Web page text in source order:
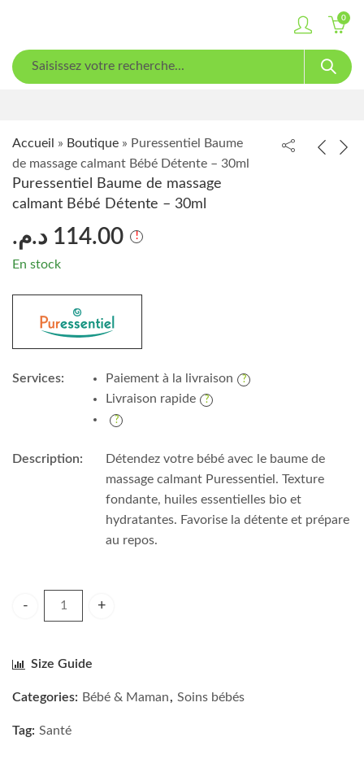
0
Accueil » Boutique » Puressentiel Baume
de massage calmant Bébé Détente – 30ml
Puressentiel Baume de massage
calmant Bébé Détente – 30ml
114.00 د.م.
En stock
Services:
Paiement à la livraison
Livraison rapide
Description:
Détendez votre bébé avec le baume de
massage calmant Puressentiel. Texture
fondante, huiles essentielles bio et
hydratantes. Favorise la détente et prépare
au repos.
Size Guide
Categories: Bébé & Maman, Soins bébés
Tag: Santé